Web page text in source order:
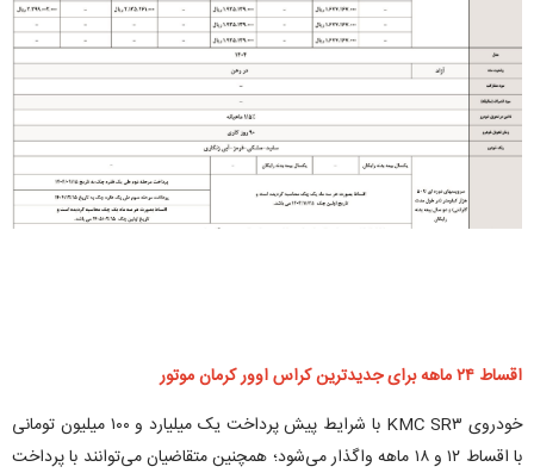
اقساط ۲۴ ماهه برای جدیدترین کراس اوور کرمان موتور
خودروی KMC SR۳ با شرایط پیش پرداخت یک میلیارد و ۱۰۰ میلیون تومانی
با اقساط ۱۲ و ۱۸ ماهه واگذار می‌شود؛ همچنین متقاضیان می‌توانند با پرداخت